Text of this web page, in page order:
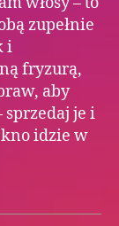
zupełnie
i
fryzurą,
aby
sprzedaj je i
idzie w